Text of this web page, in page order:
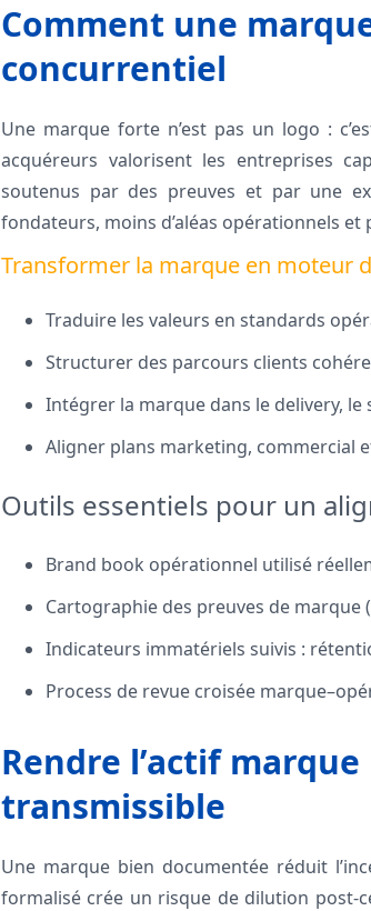
Comment une
concurrentiel
Une marque forte n’est pas un logo :
acquéreurs valorisent les entreprises
soutenus par des preuves et par une
fondateurs, moins d’aléas opérationnels et
Transformer la marque en moteur
Traduire les valeurs en standards
Structurer des parcours clients
Intégrer la marque dans le delivery,
Aligner plans marketing, commercial
Outils essentiels pour un
Brand book opérationnel utilisé
Cartographie des preuves de
Indicateurs immatériels suivis :
Process de revue croisée
Rendre l’actif
transmissible
Une marque bien documentée réduit
formalisé crée un risque de dilution